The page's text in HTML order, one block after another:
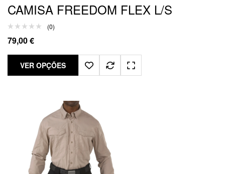
CAMISA FREEDOM FLEX L/S
(0)
79,00€
VER OPÇÕES